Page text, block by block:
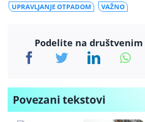
UPRAVLJANJE OTPADOM
VAŽNO
Podelite na
Povezani tekstovi